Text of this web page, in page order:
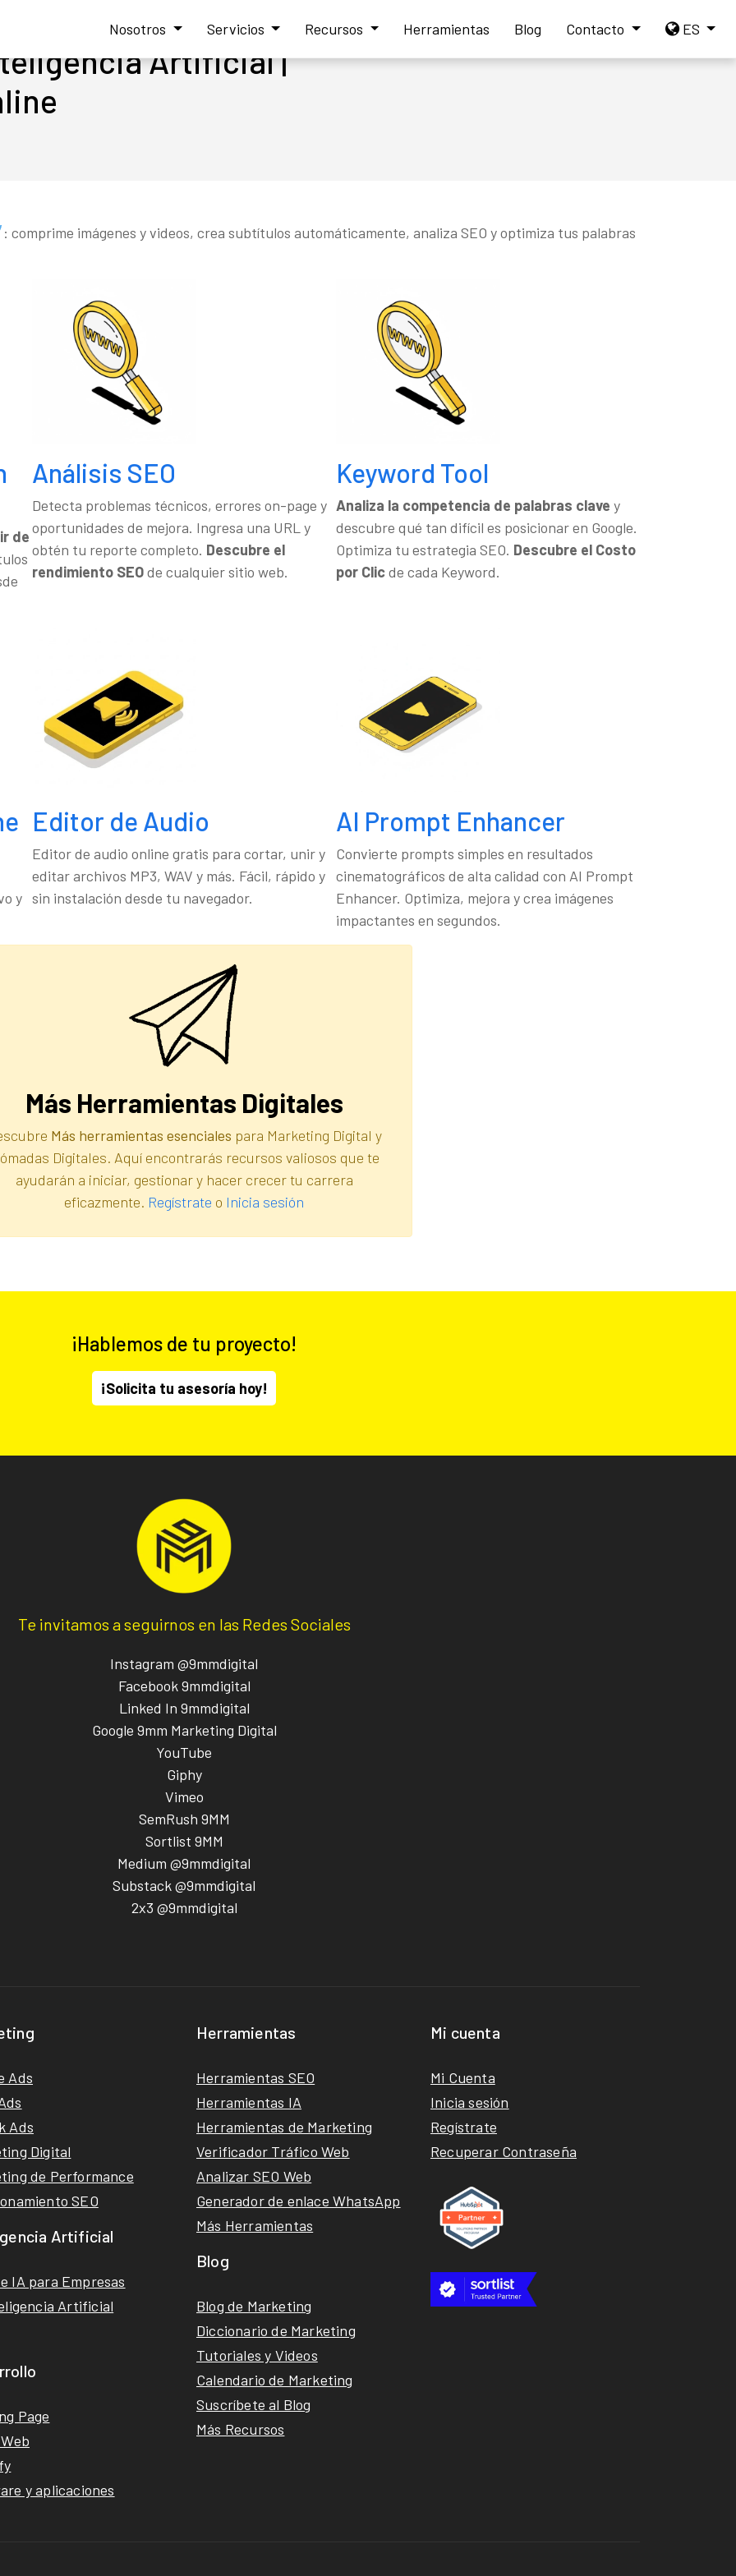
Nosotros Servicios Recursos Herramientas Blog Contacto ES
Artificial |
: comprime imágenes y videos, crea subtítulos automáticamente, analiza SEO y optimiza tus palabras
de
Análisis SEO
Detecta problemas técnicos, errores on-page y
oportunidades de mejora. Ingresa una URL y
obtén tu reporte completo. Descubre el
rendimiento SEOde cualquier sitio web.
Keyword Tool
Analiza la competencia de palabras clave y
descubre qué tan difícil es posicionar en Google.
Optimiza tu estrategia SEO. Descubre el Costo
por Clicde cada Keyword.
y
Editor de Audio
Editor de audio online gratis para cortar, unir y
editar archivos MP3, WAV y más. Fácil, rápido y
sin instalación desde tu navegador.
AI Prompt Enhancer
Convierte prompts simples en resultados
cinematográficos de alta calidad con AI Prompt
Enhancer. Optimiza, mejora y crea imágenes
impactantes en segundos.
Más Herramientas Digitales
Más herramientas esenciales para Marketing Digital y
Digitales. Aquí encontrarás recursos valiosos que te
ayudarán a iniciar, gestionar y hacer crecer tu carrera
eficazmente. Regístrate o Inicia sesión
¡Hablemos de tu proyecto!
¡Solicita tu asesoría hoy!
Te invitamos a seguirnos en las Redes Sociales
Instagram @9mmdigital
Facebook 9mmdigital
Linked In 9mmdigital
Google 9mm Marketing Digital
YouTube
Giphy
Vimeo
SemRush 9MM
Sortlist 9MM
Medium @9mmdigital
Substack @9mmdigital
2x3 @9mmdigital
Ads
Ads
Digital
de Performance
SEO
Artificial
IA para Empresas
Artificial
Page
y aplicaciones
Herramientas
Herramientas SEO
Herramientas IA
Herramientas de Marketing
Verificador Tráfico Web
Analizar SEO Web
Generador de enlace WhatsApp
Más Herramientas
Blog
Blog de Marketing
Diccionario de Marketing
Tutoriales y Videos
Calendario de Marketing
Suscríbete al Blog
Más Recursos
Mi cuenta
Mi Cuenta
Inicia sesión
Regístrate
Recuperar Contraseña